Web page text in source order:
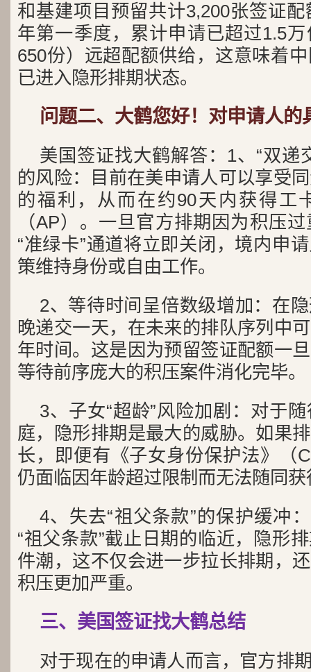
和基建项目预留共计3,200张签证
年第一季度，累计申请已超过1.5
650份）远超配额供给，这意味着
已进入隐形排期状态。
问题二、大鹤您好！对申请人的
美国签证找大鹤解答：1、“双递
的风险：目前在美申请人可以享受
的福利，从而在约90天内获得工
（AP）。一旦官方排期因为积压
“准绿卡”通道将立即关闭，境内申
策维持身份或自由工作。
2、等待时间呈倍数级增加：在
晚递交一天，在未来的排队序列中
年时间。这是因为预留签证配额一
等待前序庞大的积压案件消化完毕。
3、子女“超龄”风险加剧：对于
庭，隐形排期是最大的威胁。如果
长，即便有《子女身份保护法》（
仍面临因年龄超过限制而无法随同
4、失去“祖父条款”的保护缓冲
“祖父条款”截止日期的临近，隐形
件潮，这不仅会进一步拉长排期，
积压更加严重。
三、美国签证找大鹤总结
对于现在的申请人而言，官方排